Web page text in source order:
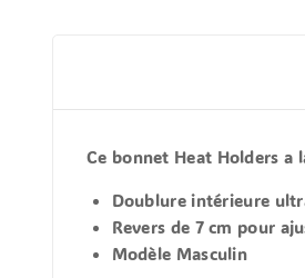
Ce bonnet Heat Holders a
Doublure intérieure
Revers de 7 cm pour
Modèle Masculin